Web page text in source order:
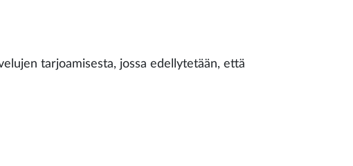
tarjoamisesta, jossa edellytetään, että